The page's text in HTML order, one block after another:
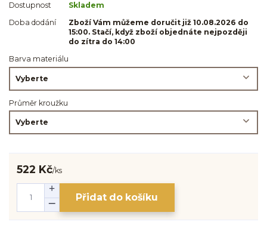
Dostupnost
Skladem
Doba dodání
Zboží Vám můžeme doručit již 10.08.2026 do
15:00. Stačí, když zboží objednáte nejpozději
do zítra do 14:00
Barva materiálu
Průměr kroužku
522 Kč/ks
Přidat do košíku